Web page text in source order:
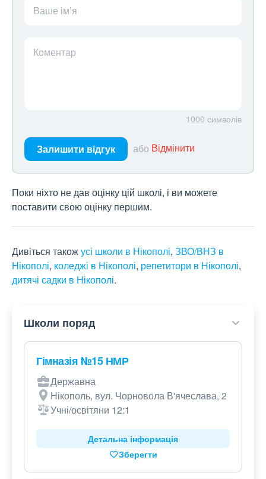
Ваше ім’я
Коментар
1000 символів
Залишити відгук або Відмінити
Поки ніхто не дав оцінку цій школі, і ви можете
поставити свою оцінку першим.
Дивіться такожусі школи в Нікополі, ЗВО/ВНЗ в
Нікополі, коледжі в Нікополі, репетитори в Нікополі,
дитячі садки в Нікополі.
Школи поряд
Гімназія №15 НМР
Державна
Нікополь, вул. Чорновола В'ячеслава, 2
Учні/освітяни 12:1
Детальна інформація
Зберегти